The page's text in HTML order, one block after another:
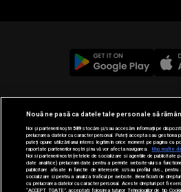
© 2019-2026 DOGAN MEDIA
drepturile
Nouă ne pasă ca datele tale personale să
Noi și partenerii noștri589stocăm și/sau accesăm informații pe
prelucrarea datelor cu caracter personal. Puteți accepta sau gestiona
puteți opune utilizării unui interes legitim în orice moment pe pagina
raportate partenerilor noștri și nu vă vor afecta navigarea.
Mai multe
Noi si partenerii nostri (retelele de socializare si agentiile de publicitate
date analitice) prelucram date pentru a permite website-ului sa
publicitare afisate in functie de interesele si/sau profilul dvs.,
socializare si pentru a analiza traficul pe website. Beneficiati de
cu prelucrarea datelor cu caracter personal. Aceste drepturi pot fi
“ACCEPT TOATE”, acceptati folosirea tuturor Tehnologiilor de tip